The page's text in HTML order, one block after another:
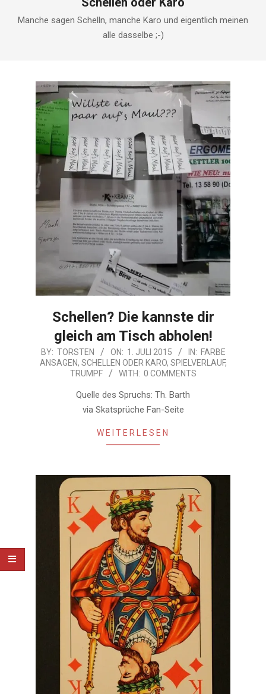
Manche sagen Schelln, manche Karo und eigentlich meinen
alle dasselbe ;-)
Schellen? Die kannste dir
gleich am Tisch abholen!
2015-
07-
BY: TORSTEN ON: 1. JULI 2015 IN: FARBE
ANSAGEN, SCHELLEN ODER KARO, SPIELVERLAUF,
TRUMPF
WITH: 0 COMMENTS
Quelle des Spruchs: Th. Barth
via Skatsprüche Fan-Seite
WEITERLESEN